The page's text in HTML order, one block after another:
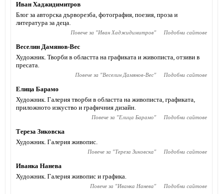
Иван Хаджидимитров
Блог за авторска дърворезба, фотография, поезия, проза и
литература за деца.
Повече за "Иван Хаджидимитров" Подобни сайтове
Веселин Дамянов-Вес
Художник. Творби в областта на графиката и живописта, отзиви в
пресата.
Повече за "Веселин Дамянов-Вес" Подобни сайтове
Елица Барамо
Художник. Галерия творби в областта на живописта, графиката,
приложното изкуство и графичния дизайн.
Повече за "Елица Барамо" Подобни сайтове
Тереза Зиковска
Художник. Галерия живопис.
Повече за "Тереза Зиковска" Подобни сайтове
Иванка Нанева
Художник. Галерия живопис и графика.
Повече за "Иванка Нанева" Подобни сайтове